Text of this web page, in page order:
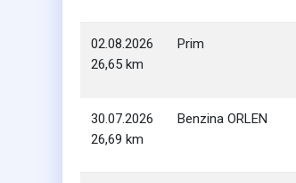
02.08.2026
26,65 km
Prim
30.07.2026
26,69 km
Benzina ORLEN